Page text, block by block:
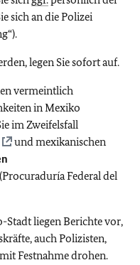
sich an die Polizei
legen Sie sofort auf.
vermeintlich
in Mexiko
im Zweifelsfall
und mexikanischen
(Procuraduría Federal del
Stadt liegen Berichte vor,
auch Polizisten,
Festnahme drohen.